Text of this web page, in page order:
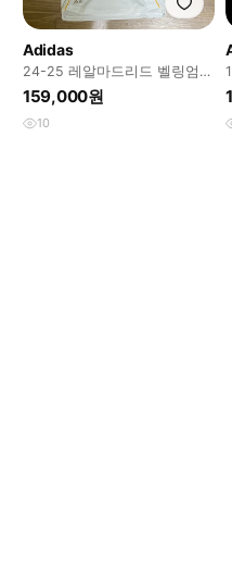
Adidas
24-25 레알마드리드 벨링엄
유니폼
159,000원
10